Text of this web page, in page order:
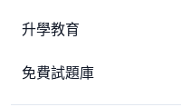
升學教育
免費試題庫